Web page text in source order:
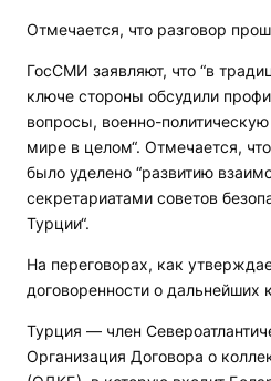
Отмечается, что разговор
ГосСМИ заявляют, что “в
ключе стороны обсудили
вопросы, военно-
мире в целом“. Отмечается,
было уделено “развитию
секретариатами советов
Турции“.
На переговорах, как
договоренности о дальнейших
Турция — член
Организация Договора о